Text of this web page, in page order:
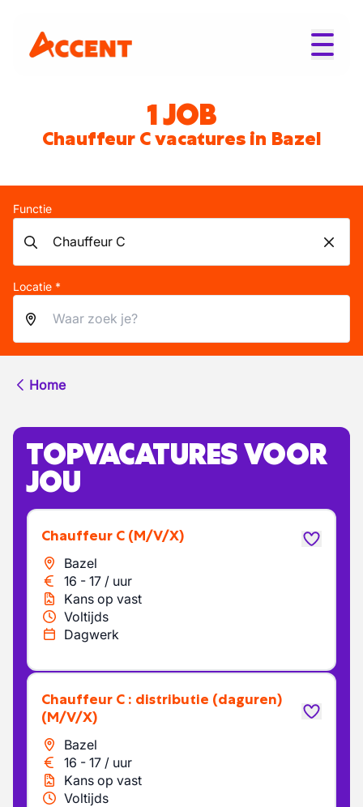
1 JOB
Chauffeur C vacatures in Bazel
Functie
Locatie *
Home
TOPVACATURES VOOR
JOU
chauffeur C (M/V/X)
Bazel
16 - 17 / uur
Kans op vast
Voltijds
Dagwerk
Chauffeur C : distributie (daguren)
(M/V/X)
Bazel
16 - 17 / uur
Kans op vast
Voltijds